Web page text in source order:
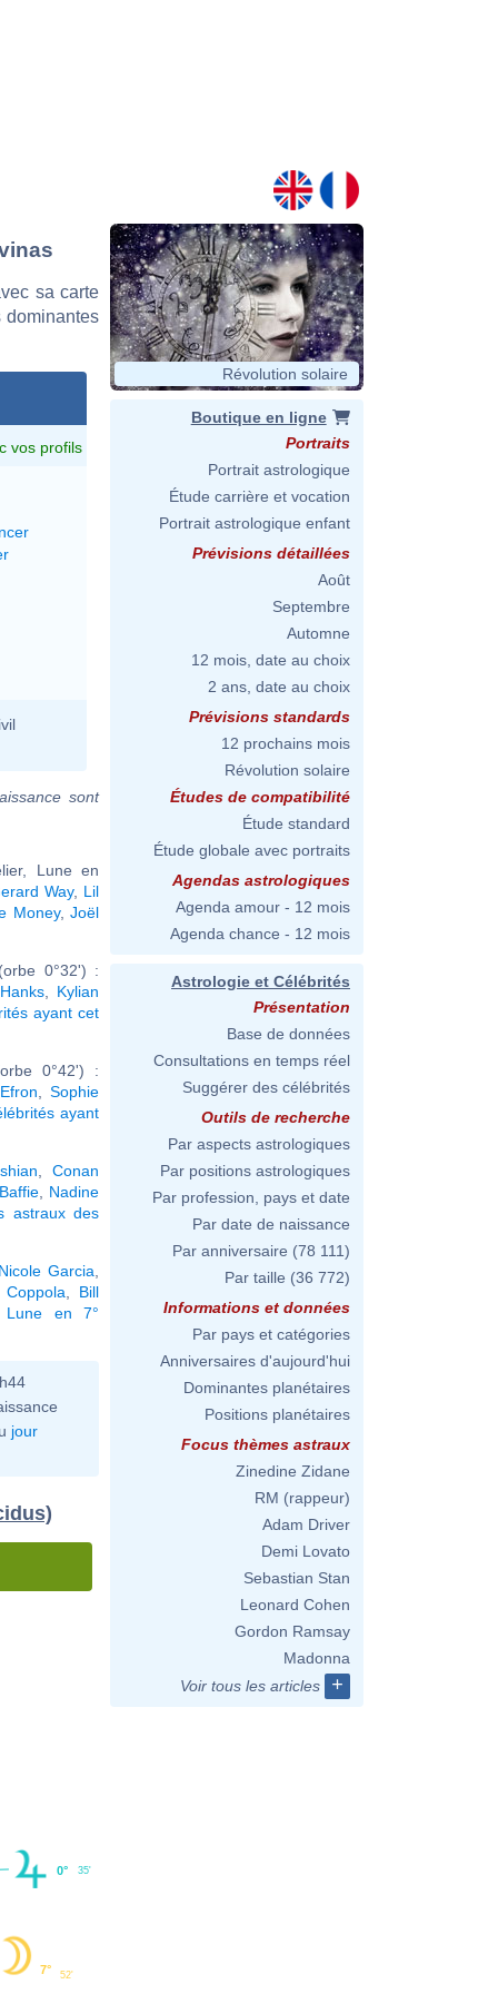
sa carte
vos profils
sont
Lune en
Way, Lil
Money,Joël
0°32') :
Kylian
ayant cet
0°42') :
,Sophie
ayant
,Conan
Nadine
astraux des
Nicole Garcia
Coppola
Bill
Lune en 7°
jour
0° 35'
7° 52'
Révolution solaire
Boutique en ligne
Portraits
Portrait astrologique
Étude carrière et vocation
Portrait astrologique enfant
Prévisions détaillées
Août
Septembre
Automne
12 mois, date au choix
2 ans, date au choix
Prévisions standards
12 prochains mois
Révolution solaire
Études de compatibilité
Étude standard
Étude globale avec portraits
Agendas astrologiques
Agenda amour - 12 mois
Agenda chance - 12 mois
Astrologie et Célébrités
Présentation
Base de données
Consultations en temps réel
Suggérer des célébrités
Outils de recherche
Par aspects astrologiques
Par positions astrologiques
Par profession, pays et date
Par date de naissance
Par anniversaire (78 111)
Par taille (36 772)
Informations et données
Par pays et catégories
Anniversaires d'aujourd'hui
Dominantes planétaires
Positions planétaires
Focus thèmes astraux
Zinedine Zidane
RM (rappeur)
Adam Driver
Demi Lovato
Sebastian Stan
Leonard Cohen
Gordon Ramsay
Madonna
Voir tous les articles
+